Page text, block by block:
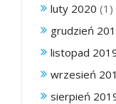
luty 2020 (1)
grudzień
listopad
wrzesień
sierpień